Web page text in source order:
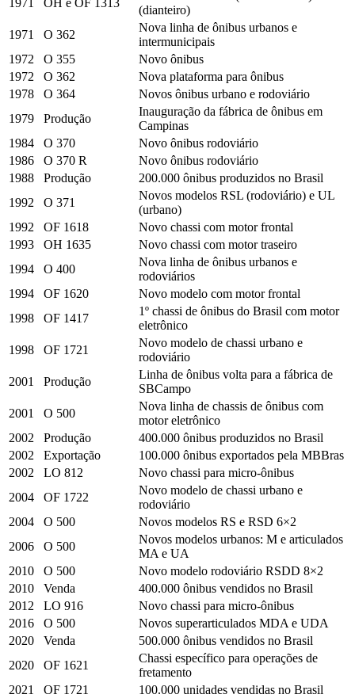
(dianteiro)
1971
O 362
Nova linha de ônibus urbanos e
intermunicipais
1972
O 355
Novo ônibus
1972
O 362
Nova plataforma para ônibus
1978
O 364
Novos ônibus urbano e rodoviário
1979
Produção
Inauguração da fábrica de ônibus em
Campinas
1984
O 370
Novo ônibus rodoviário
1986
O 370 R
Novo ônibus rodoviário
1988
Produção
200.000 ônibus produzidos no Brasil
1992
O 371
Novos modelos RSL (rodoviário) e UL
(urbano)
1992
OF 1618
Novo chassi com motor frontal
1993
OH 1635
Novo chassi com motor traseiro
1994
O 400
Nova linha de ônibus urbanos e
rodoviários
1994
OF 1620
Novo modelo com motor frontal
1998
OF 1417
1º chassi de ônibus do Brasil com motor
eletrônico
1998
OF 1721
Novo modelo de chassi urbano e
rodoviário
2001
Produção
Linha de ônibus volta para a fábrica de
SBCampo
2001
O 500
Nova linha de chassis de ônibus com
motor eletrônico
2002
Produção
400.000 ônibus produzidos no Brasil
2002
Exportação
100.000 ônibus exportados pela MBBras
2002
LO 812
Novo chassi para micro-ônibus
2004
OF 1722
Novo modelo de chassi urbano e
rodoviário
2004
O 500
Novos modelos RS e RSD 6×2
2006
O 500
Novos modelos urbanos: M e articulados
MA e UA
2010
O 500
Novo modelo rodoviário RSDD 8×2
2010
Venda
400.000 ônibus vendidos no Brasil
2012
LO 916
Novo chassi para micro-ônibus
2016
O 500
Novos superarticulados MDA e UDA
2020
Venda
500.000 ônibus vendidos no Brasil
2020
OF 1621
Chassi específico para operações de
fretamento
2021
OF 1721
100.000 unidades vendidas no Brasil